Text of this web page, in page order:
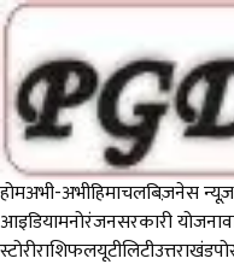
होमअभी-अभीहिमाचलबिज़नेस न्यूज़
आइडियामनोरंजनसरकारी योजना
स्टोरीराशिफलयूटीलिटीउत्तराखंड